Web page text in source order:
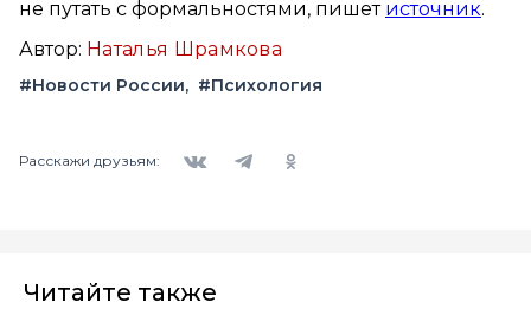
не путать с формальностями, пишет источник.
Автор: Наталья Шрамкова
#Новости России #Психология
Расскажи друзьям:
Читайте также